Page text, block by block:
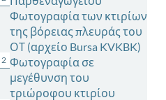
2
Φωτογραφία των κτιρίων
της βόρειας πλευράς του
ΟΤ (αρχείο Bursa KVKBK)
Φωτογραφία σε
μεγέθυνση του
τριώροφου κτιρίου